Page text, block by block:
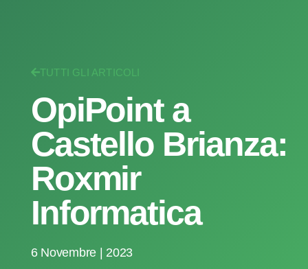
TUTTI GLI ARTICOLI
OpiPoint a
Castello Brianza:
Roxmir
Informatica
6 Novembre | 2023